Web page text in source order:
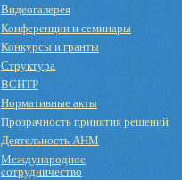
Видеогалерея
Конференции и семинары
Конкурсы и гранты
Структура
ВСНТР
Нормативные акты
Прозрачность принятия решений
Деятельность АНМ
Международное
cотрудничество